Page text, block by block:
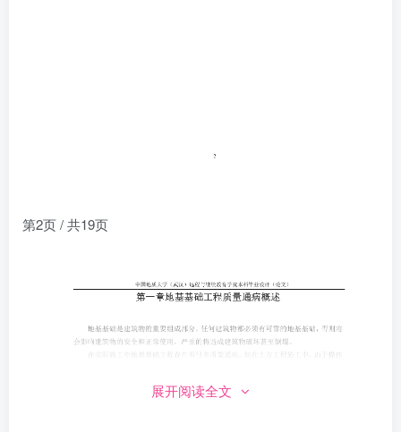
第2页 / 共19页
展开阅读全文